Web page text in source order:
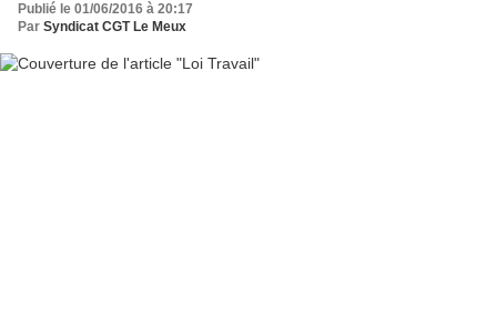
Publié le 01/06/2016 à 20:17
Par Syndicat CGT Le Meux